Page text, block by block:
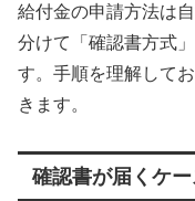
給付金の申請方法は
分けて「確認書方式
す。手順を理解して
きます。
確認書が届くケー